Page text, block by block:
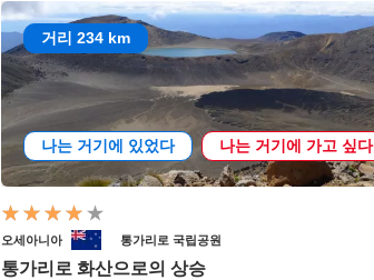
거리 234 km
나는 거기에 있었다 나는 거기에 가고 싶다
오세아니아 통가리로 국립공원
통가리로 화산으로의 상승